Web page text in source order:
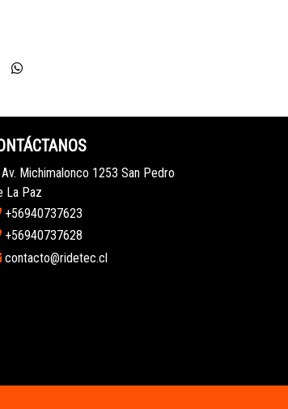
Michimalonco 1253 San Pedro
La Paz
+56940737623
+56940737628
contacto@ridetec.cl